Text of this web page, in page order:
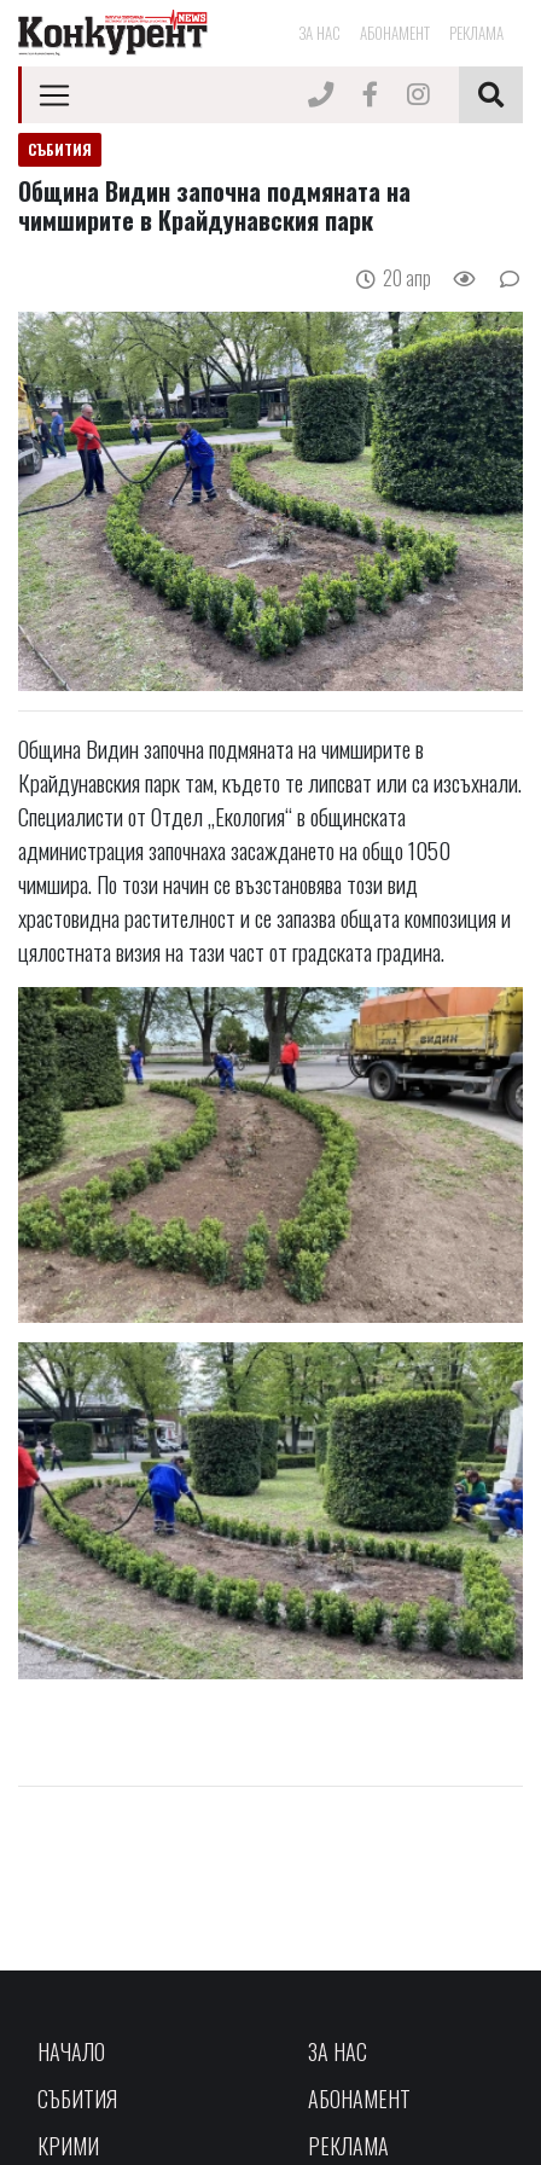
ЗА НАС АБОНАМЕНТ РЕКЛАМА
СЪБИТИЯ
Община Видин започна подмяната на
чимширите в Крайдунавския парк
20 апр
Община Видин започна подмяната на чимширите в
Крайдунавския парк там, където те липсват или са изсъхнали.
Специалисти от Отдел „Екология“ в общинската
администрация започнаха засаждането на общо 1050
чимшира. По този начин се възстановява този вид
храстовидна растителност и се запазва общата композиция и
цялостната визия на тази част от градската градина.
НАЧАЛО
СЪБИТИЯ
КРИМИ
ЗА НАС
АБОНАМЕНТ
РЕКЛАМА